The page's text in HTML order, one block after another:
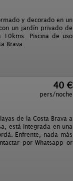
y decorado en un
un jardín privado de
10kms. Piscina de uso
Brava.
40 €
pers/noche
de la Costa Brava a
está integrada en una
Enfrente, nada más
por Whatsapp or